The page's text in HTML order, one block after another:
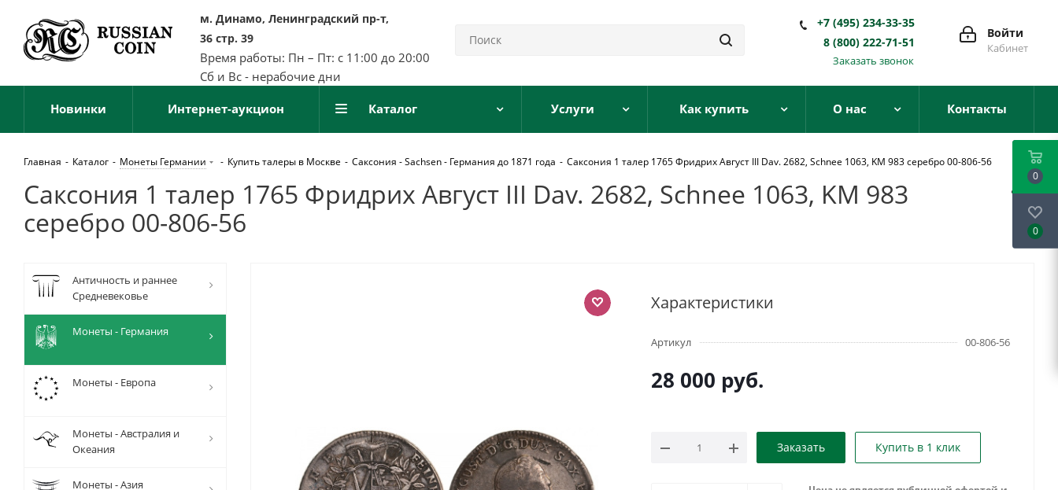
м. Динамо, Ленинградский пр-т,
36 стр. 39
Время работы: Пн – Пт: с 11:00 до 20:00
Сб и Вс - нерабочие дни
Войти
Кабинет
+7 (495) 234-33-35
8 (800) 222-71-51
Заказать звонок
Новинки Интернет-аукцион Каталог Услуги Как купить О нас Контакты
Главная - Каталог - Монеты Германии - Купить талеры в Москве - Саксония - Sachsen - Германия до 1871 года - Саксония 1 талер 1765 Фридрих Август III Dav. 2682, Schnee 1063, KM 983 серебро 00-806-56
Саксония 1 талер 1765 Фридрих Август III Dav. 2682, Schnee 1063, KM 983
серебро 00-806-56
Характеристики
Артикул 00-806-56
28 000 руб.
Заказать Купить в 1 клик
Античность и раннее
Средневековье
Монеты - Германия
Монеты - Европа
Монеты - Австралия и
Океания
Монеты - Азия
0
0